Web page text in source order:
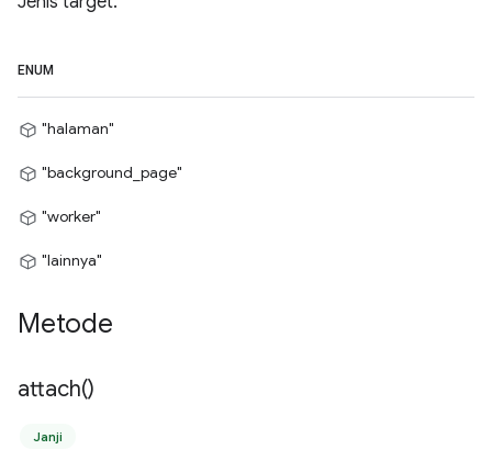
ENUM
"halaman"
"background_page"
"worker"
"lainnya"
Metode
attach()
Janji